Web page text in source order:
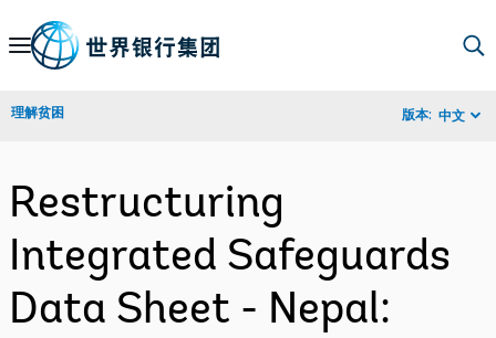
Skip
Navigation
理解贫困 版本: 中文
Restructuring
Integrated Safeguards
Data Sheet - Nepal: